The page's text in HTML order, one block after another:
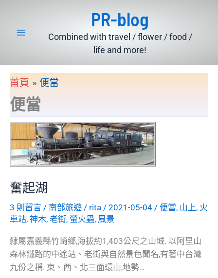
PR-blog
Combined with travel / flower / food /
life and more!
首頁 便當
便當
奮起湖
3 則留言 / 南部旅遊 / rita / 2021-05-04 / 便當, 山上, 火
車站, 神木, 老街, 螢火蟲, 風景
隸屬嘉義縣竹崎鄉,海拔約1,403公尺之山城. 以阿里山
森林鐵路的中途站、老街與自然景色聞名,有著中台灣
九份之稱. 東、西、北三面環山,地勢…